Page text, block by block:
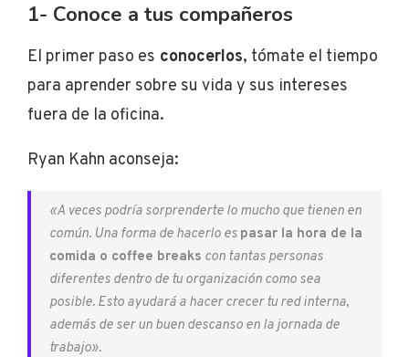
1- Conoce a tus compañeros
El primer paso es conocerlos, tómate el tiempo
para aprender sobre su vida y sus intereses
fuera de la oficina.
Ryan Kahn aconseja:
«A veces podría sorprenderte lo mucho que tienen en
común. Una forma de hacerlo es pasar la hora de la
comida o coffee breaks con tantas personas
diferentes dentro de tu organización como sea
posible. Esto ayudará a hacer crecer tu red interna,
además de ser un buen descanso en la jornada de
trabajo».